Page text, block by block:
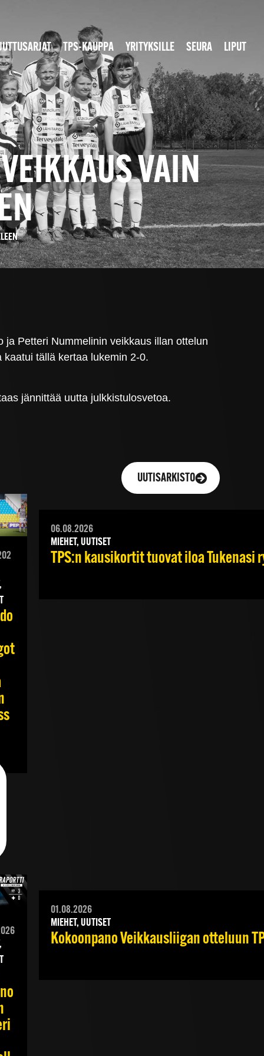
TPS-KAUPPA YRITYKSILLE SEURA LIPUT
VAIN
Petteri Nummelinin veikkaus illan ottelun
tällä kertaa lukemin 2-0.
jännittää uutta julkkistulosvetoa.
UUTISARKISTO
06.08.2026
MIEHET, UUTISET
TPS:n kausikortit tuovat iloa Tukenasi
01.08.2026
MIEHET, UUTISET
Kokoonpano Veikkausliigan otteluun